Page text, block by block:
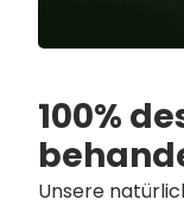
100%
Unsere